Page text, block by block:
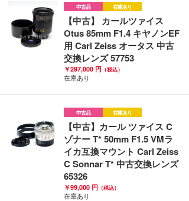
中古品 在庫あり
【中古】 カールツァイス
Otus 85mm F1.4 キヤノンEF
用 Carl Zeiss オータス 中古
交換レンズ 57753
￥297,000 円 （税込）
在庫あり
中古品 在庫あり
【中古】カール ツァイス C
ゾナー T* 50mm F1.5 VMラ
イカ互換マウント Carl Zeiss
C Sonnar T* 中古交換レンズ
65326
￥99,000 円 （税込）
在庫あり